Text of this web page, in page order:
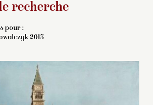
recherche
pour :
2013